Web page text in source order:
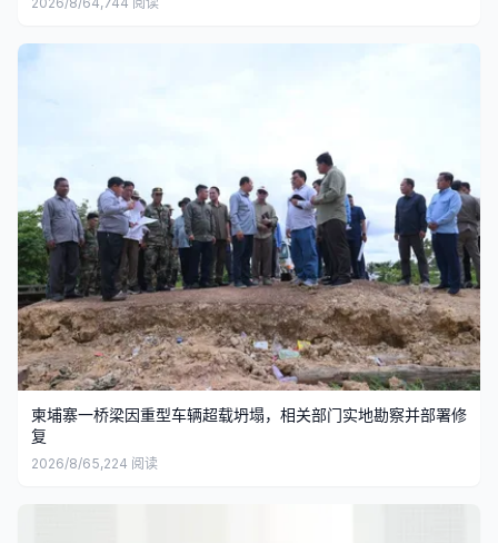
柬埔寨一桥梁因重型车辆超载坍塌，相关部门实地勘察并部署修
复
2026/8/65,224 阅读